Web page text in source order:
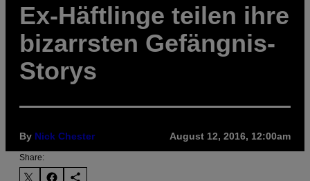
Ex-Häftlinge teilen ihre
bizarrsten Gefängnis-
Storys
By Nick Chester August 12, 2016, 12:00am
Share: